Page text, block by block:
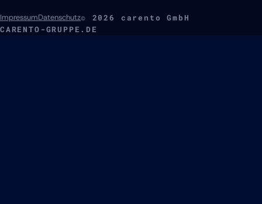
ImpressumDatenschutz© 2026 carento GmbH
CARENTO-GRUPPE.DE